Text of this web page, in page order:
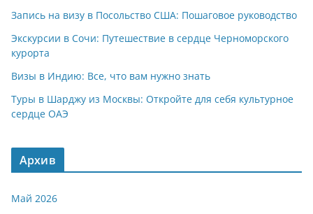
Запись на визу в Посольство США: Пошаговое руководство
Экскурсии в Сочи: Путешествие в сердце Черноморского
курорта
Визы в Индию: Все, что вам нужно знать
Туры в Шарджу из Москвы: Откройте для себя культурное
сердце ОАЭ
Архив
Май 2026